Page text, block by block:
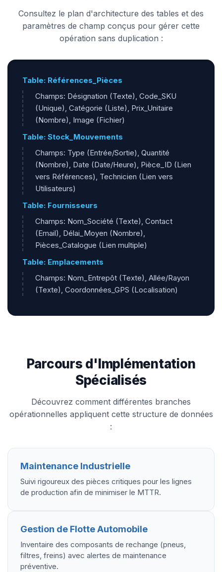
Consultez le plan d'architecture des tables et des
paramètres de champ conçus pour gérer cette
opération sans duplication :
Table: Références_Pièces
Champs: Désignation (Texte), Code_SKU
(Unique), Catégorie (Liste), Prix_Unitaire
(Nombre), Image (Fichier)
Table: Stock_Mouvements
Champs: Type (Entrée/Sortie), Quantité
(Nombre), Date (Date/Heure), Pièce_ID (Lien
vers Références), Technicien (Lien vers
Utilisateurs)
Table: Fournisseurs
Champs: Nom_Société (Texte), Contact
(Email), Délai_Moyen (Nombre),
Pièces_Catalogue (Lien multiple)
Table: Emplacements
Champs: Nom_Entrepôt (Texte), Allée/Rayon
(Texte), Coordonnées_GPS (Localisation)
Parcours d'Implémentation
Spécialisés
Découvrez comment différentes branches
opérationnelles appliquent cette structure de données
:
Maintenance Industrielle
Suivi rigoureux des pièces critiques pour les lignes
de production afin de minimiser le MTTR.
Gestion de Flotte Automobile
Inventaire des composants de rechange (pneus,
filtres, freins) avec alertes de maintenance
préventive.